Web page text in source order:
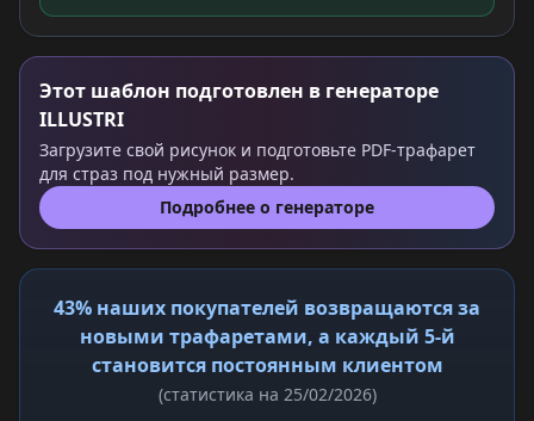
Этот шаблон подготовлен в генераторе
ILLUSTRI
Загрузите свой рисунок и подготовьте PDF-трафарет
для страз под нужный размер.
Подробнее о генераторе
43% наших покупателей возвращаются за
новыми трафаретами, а каждый 5-й
становится постоянным клиентом
(статистика на 25/02/2026)